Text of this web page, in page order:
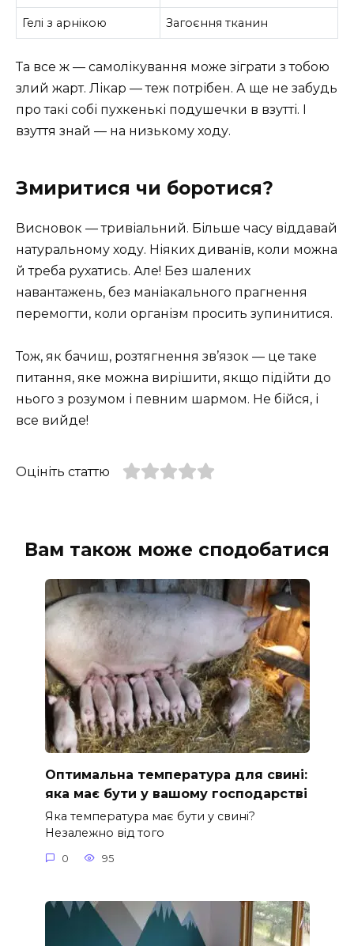
Гелі з арнікою Загоєння тканин
Та все ж — самолікування може зіграти з тобою
злий жарт. Лікар — теж потрібен. А ще не забудь
про такі собі пухкенькі подушечки в взутті. І
взуття знай — на низькому ходу.
Змиритися чи боротися?
Висновок — тривіальний. Більше часу віддавай
натуральному ходу. Ніяких диванів, коли можна
й треба рухатись. Але! Без шалених
навантажень, без маніакального прагнення
перемогти, коли організм просить зупинитися.
Тож, як бачиш, розтягнення зв’язок — це таке
питання, яке можна вирішити, якщо підійти до
нього з розумом і певним шармом. Не бійся, і
все вийде!
Оцініть статтю
Вам також може сподобатися
Оптимальна температура для свині:
яка має бути у вашому господарстві
Яка температура має бути у свині?
Незалежно від того
0 95